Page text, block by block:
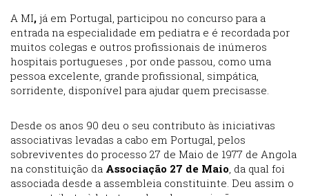
A MI, já em Portugal, participou no concurso para a
entrada na especialidade em pediatra e é recordada por
muitos colegas e outros profissionais de inúmeros
hospitais portugueses , por onde passou, como uma
pessoa excelente, grande profissional, simpática,
sorridente, disponível para ajudar quem precisasse.
Desde os anos 90 deu o seu contributo às iniciativas
associativas levadas a cabo em Portugal, pelos
sobreviventes do processo 27 de Maio de 1977 de Angola
na constituição da Associação 27 de Maio, da qual foi
associada desde a assembleia constituinte. Deu assim o